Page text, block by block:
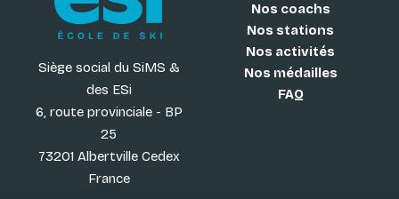
Siège social du SiMS &
des ESi
6, route provinciale - BP
25
73201 Albertville Cedex
France
Nos coachs
Nos stations
Nos activités
Nos médailles
FAQ